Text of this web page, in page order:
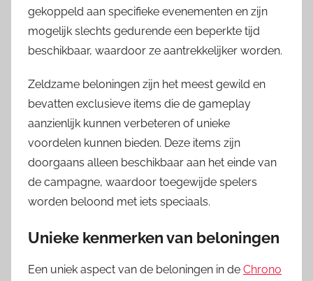
gekoppeld aan specifieke evenementen en zijn
mogelijk slechts gedurende een beperkte tijd
beschikbaar, waardoor ze aantrekkelijker worden.
Zeldzame beloningen zijn het meest gewild en
bevatten exclusieve items die de gameplay
aanzienlijk kunnen verbeteren of unieke
voordelen kunnen bieden. Deze items zijn
doorgaans alleen beschikbaar aan het einde van
de campagne, waardoor toegewijde spelers
worden beloond met iets speciaals.
Unieke kenmerken van beloningen
Een uniek aspect van de beloningen in de Chrono